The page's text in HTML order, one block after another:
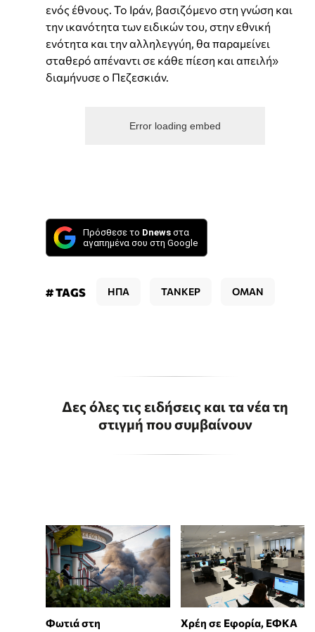
ενός έθνους. Το Ιράν, βασιζόμενο στη γνώση και
την ικανότητα των ειδικών του, στην εθνική
ενότητα και την αλληλεγγύη, θα παραμείνει
σταθερό απέναντι σε κάθε πίεση και απειλή»
διαμήνυσε ο Πεζεσκιάν.
Error loading embed
Πρόσθεσε το Dnews στα
αγαπημένα σου στη Google
# TAGS ΗΠΑ ΤΑΝΚΕΡ ΟΜΑΝ
Δες όλες τις ειδήσεις και τα νέα τη
στιγμή που συμβαίνουν
Φωτιά στη
Χρέη σε Εφορία, ΕΦΚΑ